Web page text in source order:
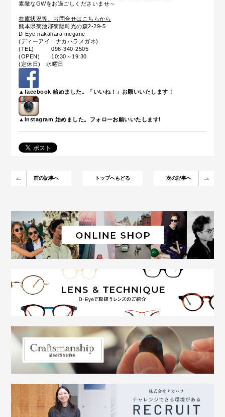
素敵なGWをお過ごしくださいませ～
在庫状況等、お問合せはこちらから
熊本県菊池郡菊陽町光の森2-29-5
D-Eye nakahara megane
(ディーアイ ナカハラメガネ)
(TEL) 096-340-2505
(OPEN) 10:30～19:30
(定休日) 水曜日
▲facebook 始めました。「いいね！」お願いいたします！
▲Instagram 始めました。フォローお願いいたします!
前の記事へ トップへもどる 次の記事へ